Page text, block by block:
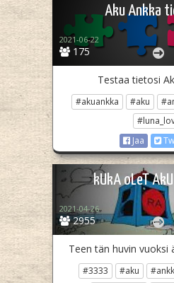
Aku Ankka
175
2021-06-22
Testaa tietosi
#akuankka #aku
Jaa
kUkA oLeT
2955
2021-04-26
Teen tän huvin vuoksi
#3333 #aku